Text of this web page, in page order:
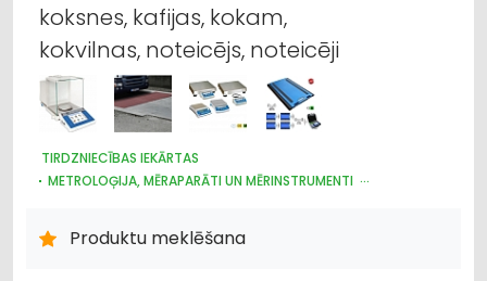
koksnes, kafijas, kokam,
kokvilnas, noteicējs, noteicēji
TIRDZNIECĪBAS IEKĀRTAS
METROLOĢIJA, MĒRAPARĀTI UN MĒRINSTRUMENTI
IEKRAUŠANAS UN IZKRAUŠANAS TEHNIKA
INTERNETVEIKALI, E-KOMERCIJA
Produktu meklēšana